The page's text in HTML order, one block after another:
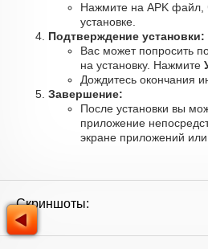
Нажмите на APK файл,
установке.
Подтверждение установки:
Вас может попросить
на установку. Нажмите
Дождитесь окончания
Завершение:
После установки вы
приложение
экране приложений
Скриншоты: